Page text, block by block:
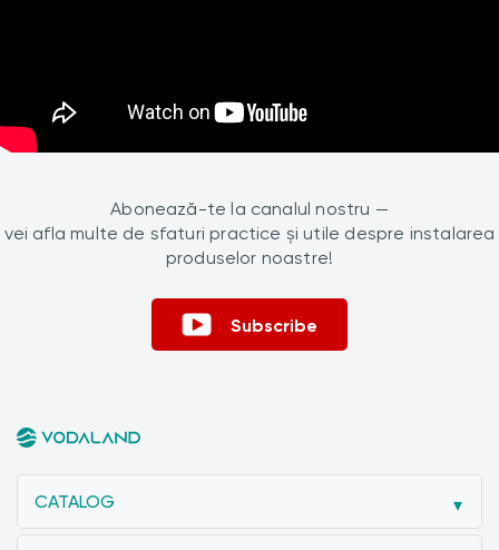
Abonează-te la canalul nostru —
vei afla multe de sfaturi practice și utile despre instalarea
produselor noastre!
Subscribe
CATALOG